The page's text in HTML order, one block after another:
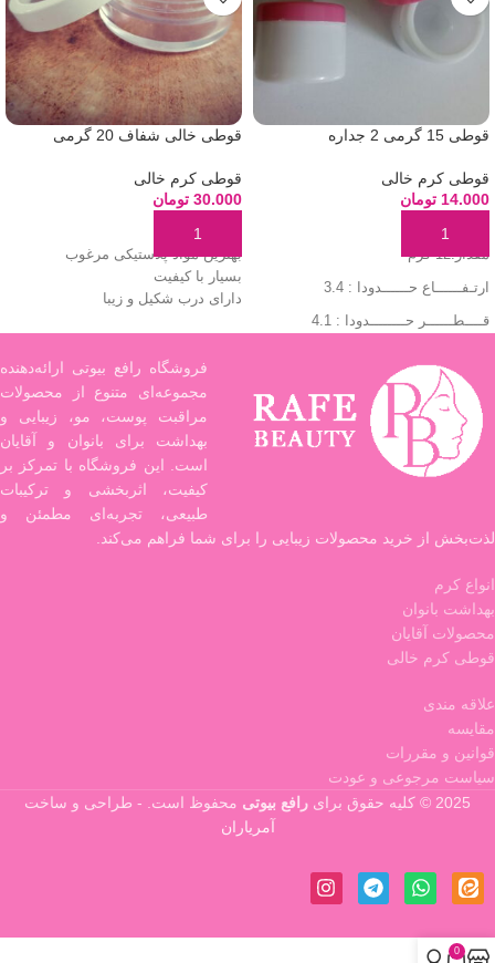
قوطی 15 گرمی 2 جداره
قوطی کرم خالی
14.000 تومان
افزودن به سبد خرید
مقدار:12 گرم
ارتـفــــــاع حــــــدودا : 3.4
قــــطــــــر حــــــــدودا : 4.1
قوطی خالی شفاف 20 گرمی
قوطی کرم خالی
30.000 تومان
افزودن به سبد خرید
بهترین مواد پلاستیکی مرغوب
بسیار با کیفیت
دارای درب شکیل و زیبا
فروشگاه رافع بیوتی ارائه‌دهنده
مجموعه‌ای متنوع از محصولات
مراقبت پوست، مو، زیبایی و
بهداشت برای بانوان و آقایان
است. این فروشگاه با تمرکز بر
کیفیت، اثربخشی و ترکیبات
طبیعی، تجربه‌ای مطمئن و
لذت‌بخش از خرید محصولات زیبایی را برای شما فراهم می‌کند.
انواع کرم
بهداشت بانوان
محصولات آقایان
قوطی کرم خالی
علاقه مندی
مقایسه
قوانین و مقررات
سیاست مرجوعی و عودت
2025 © کلیه حقوق برای
رافع بیوتی محفوظ است. - طراحی و ساخت
آمریاران
0